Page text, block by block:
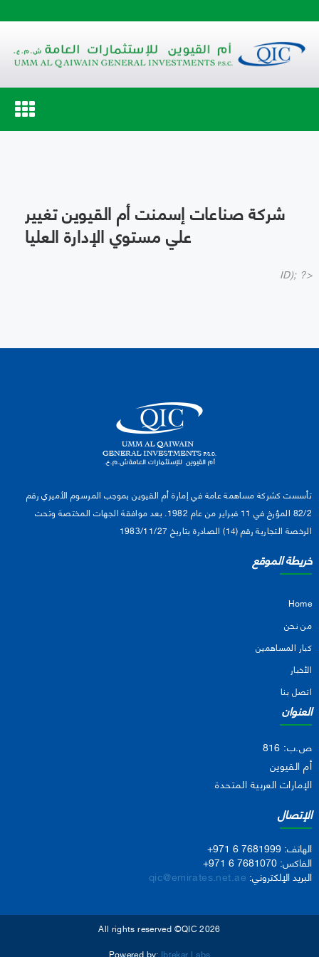
Toggle
navigation
شركة صناعات إسمنت أم القيوين تغيير
علي مستوي الإدارة العليا
ID); ?>
تأسست كشركة مساهمة عامة في إمارة أم القيوين بموجب المرسوم الأميري رقم
82/2 المؤرخ في 11 فبراير من عام 1982. بعد موافقة الجهات المختصة وتحت
الرخصة التجارية رقم (14) الصادرة بتاريخ 1983/11/27
خريطة الموقع
Home
من نحن
كبار المساهمين
الأخبار
اتصل بنا
العنوان
ص.ب: 816
أم القيوين
الإمارات العربية المتحدة
الإتصال
الهاتف: +971 6 7681999
الفاكس: +971 6 7681070
البريد الإلكتروني: qic@emirates.net.ae
All rights reserved ©QIC 2026
Powered by: Ibtekar Labs